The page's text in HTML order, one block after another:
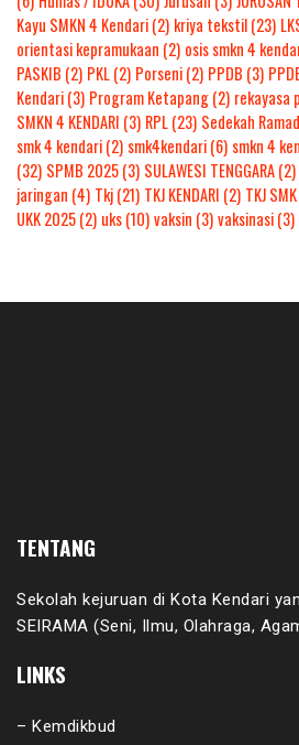
Kayu SMKN 4 Kendari(2) kriya tekstil(23)
orientasi kepramukaan (2) osis smkn 4
PASKIB (2) PKL(2) Porseni(2) PPDB (3)
Kendari(3) Program Ketapang(2) rekayasa
SMKN 4 KENDARI (3) RPL(23) Sedekah
smk 4 kendari(2) smk4kendari(6) smkn 4
(32) SPMB 2025(3) SULAWESI TENGGARA(2)
jaringan (4) Tkj(21) TKJ KENDARI (2) TKJ
UKK 2025(2) uks(10)vaksin (3)vaksinasi(3)
TENTANG
Sekolah kejuruan di Kota Kendari
SEIRAMA (Seni, Ilmu, Olahraga,
LINKS
– Kemdikbud